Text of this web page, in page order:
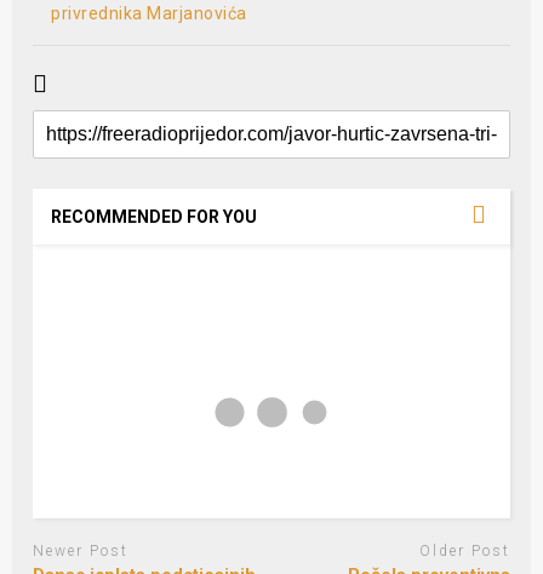
privrednika Marjanovića
RECOMMENDED FOR YOU
Newer Post Older Post